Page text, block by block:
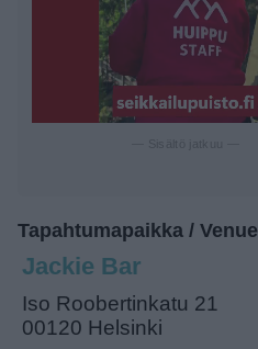
Tapahtumapaikka / Venue
Jackie Bar
Iso Roobertinkatu 21
00120 Helsinki